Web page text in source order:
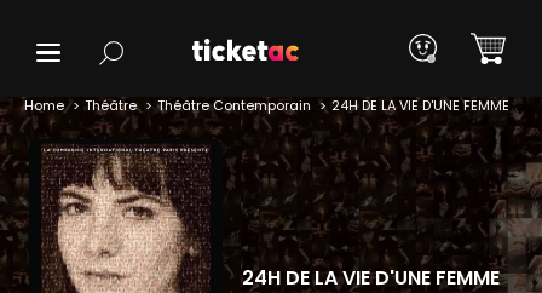
Home Théâtre Théâtre Contemporain 24H DE LA VIE D'UNE FEMME
24H DE LA VIE D'UNE FEMME